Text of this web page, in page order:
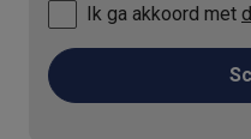
Ik ga akkoord met